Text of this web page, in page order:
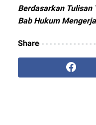
Berdasarkan Tulisan
Bab Hukum
Share